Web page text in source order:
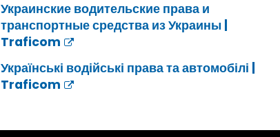
Украинские водительские права и
транспортные средства из Украины |
Traficom
Українські водійські права та автомобілі |
Traficom